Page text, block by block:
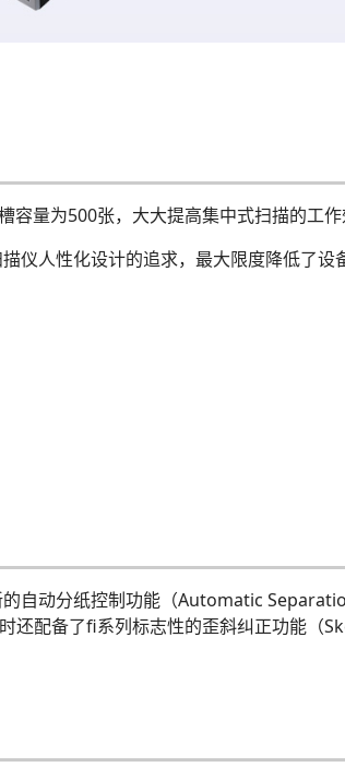
量为500张，大大提高集中式扫描的工作
仪人性化设计的追求，最大限度降低了
自动分纸控制功能（Automatic
还配备了fi系列标志性的歪斜纠正功能（